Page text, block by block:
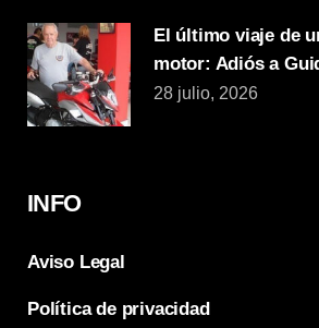
El último viaje de
motor: Adiós a
28 julio, 2026
INFO
Aviso Legal
Política de privacidad